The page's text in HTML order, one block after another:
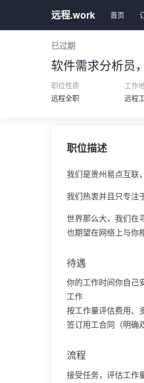
远程.work 首页
已过期
软件需求分析员
职位性质
远程全职
工作
远程
职位描述
我们是贵州易点互联
我们热衷并且只专注
世界那么大，我们在
也期望在网络上与你
待遇
你的工作时间你自己
工作
按工作量评估费用、
签订用工合同（明确
流程
接受任务，评估工作